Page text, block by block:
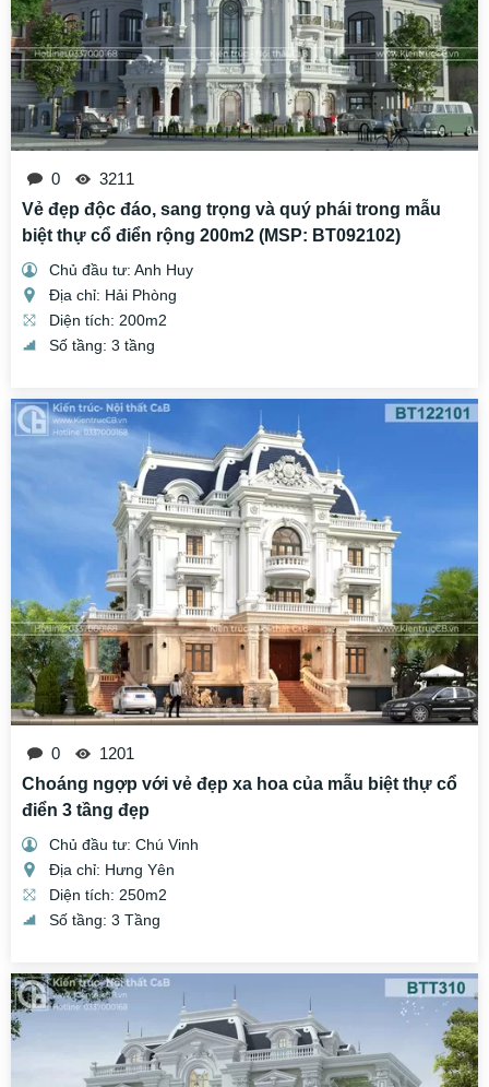
0
3211
Vẻ đẹp độc đáo, sang trọng và quý phái trong mẫu
biệt thự cổ điển rộng 200m2 (MSP: BT092102)
Chủ đầu tư: Anh Huy
Địa chỉ: Hải Phòng
Diện tích: 200m2
Số tầng: 3 tầng
0
1201
Choáng ngợp với vẻ đẹp xa hoa của mẫu biệt thự cổ
điển 3 tầng đẹp
Chủ đầu tư: Chú Vinh
Địa chỉ: Hưng Yên
Diện tích: 250m2
Số tầng: 3 Tầng